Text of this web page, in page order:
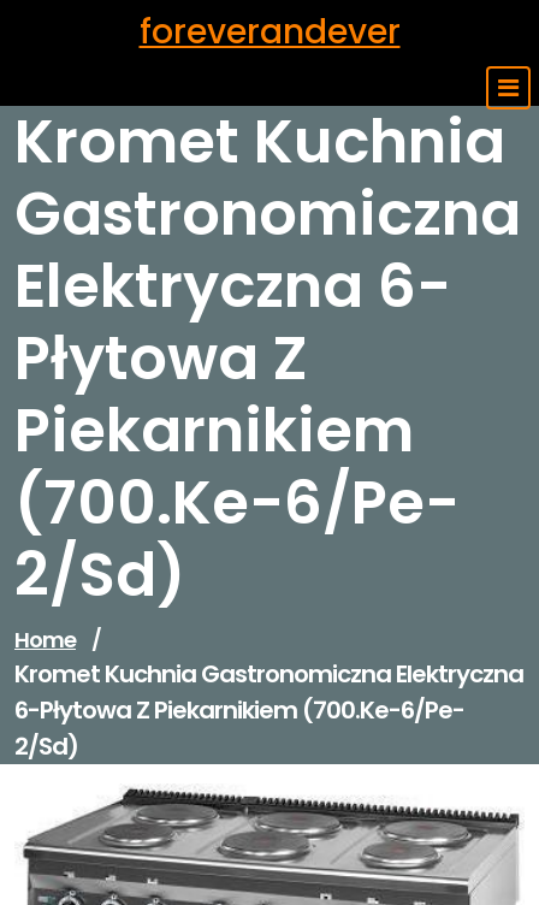
foreverandever
Kromet Kuchnia
Gastronomiczna
Elektryczna 6-
Płytowa Z
Piekarnikiem
(700.Ke-6/Pe-
2/Sd)
Home /
Kromet Kuchnia Gastronomiczna Elektryczna
6-Płytowa Z Piekarnikiem (700.Ke-6/Pe-
2/Sd)